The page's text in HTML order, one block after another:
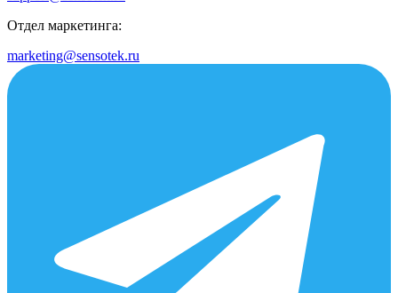
Отдел маркетинга:
marketing@sensotek.ru